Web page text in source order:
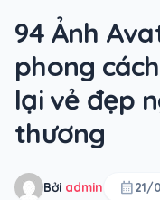
94 Ảnh
phong
lại vẻ đẹp
thương
Bởi admin calendar_month21/